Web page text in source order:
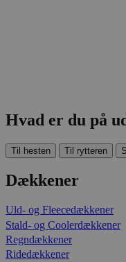
Hvad er du på
Til hesten Til rytteren
Dækkener
Uld- og Fleecedækkener
Stald- og Coolerdækkener
Regndækkener
Ridedækkener